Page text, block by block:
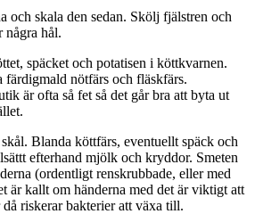
och skala den sedan. Skölj fjälstren och
några hål.
späcket och potatisen i köttkvarnen.
färdigmald nötfärs och fläskfärs.
är ofta så fet så det går bra att byta ut
Blanda köttfärs, eventuellt späck och
efterhand mjölk och kryddor. Smeten
(ordentligt renskrubbade, eller med
är kallt om händerna med det är viktigt att
riskerar bakterier att växa till.